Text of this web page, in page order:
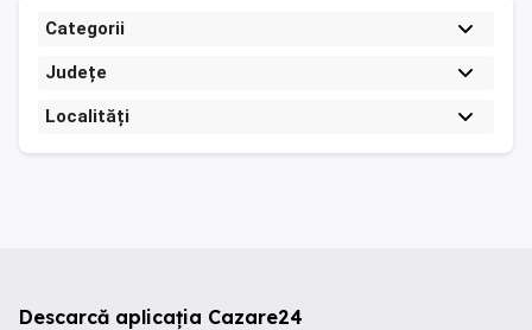
Categorii
Județe
Localități
Descarcă aplicația Cazare24